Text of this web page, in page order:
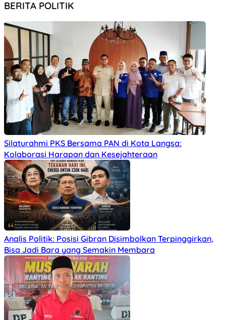
BERITA POLITIK
Silaturahmi PKS Bersama PAN di Kota Langsa:
Kolaborasi Harapan dan Kesejahteraan
Analis Politik: Posisi Gibran Disimbolkan Terpinggirkan,
Bisa Jadi Bara yang Semakin Membara